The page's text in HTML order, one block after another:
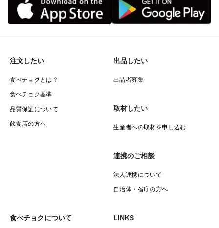
注文したい
食べチョクとは？
食べチョク基準
品質保証について
飲食店の方へ
出品したい
出品者募集
取材したい
生産者への取材を申し込む
連携のご相談
法人連携について
自治体・省庁の方へ
食べチョクについて LINKS